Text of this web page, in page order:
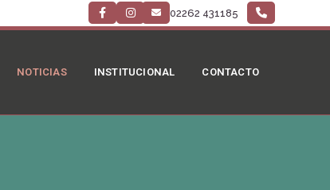
02262 431185
NOTICIAS INSTITUCIONAL CONTACTO